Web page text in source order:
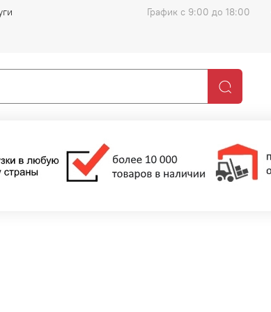
График с 9:00 до 18:00